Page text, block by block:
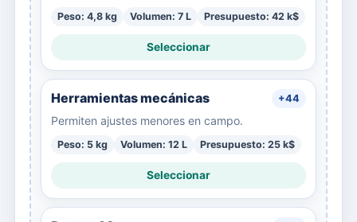
Peso: 4,8 kg Volumen: 7 L Presupuesto: 42 k$
Seleccionar
Herramientas mecánicas +44
Permiten ajustes menores en campo.
Peso: 5 kg Volumen: 12 L Presupuesto: 25 k$
Seleccionar